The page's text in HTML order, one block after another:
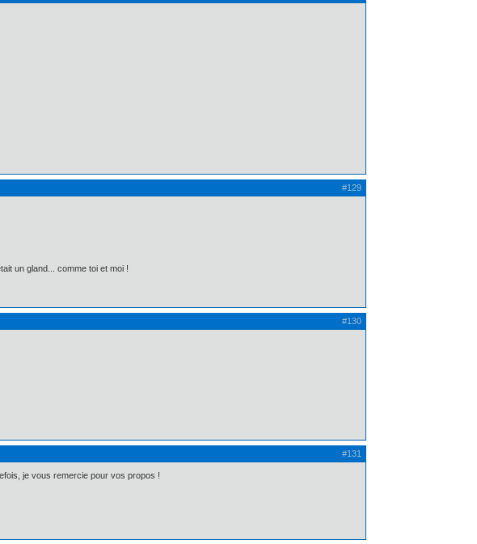
#129
un gland... comme toi et moi !
#130
#131
je vous remercie pour vos propos !